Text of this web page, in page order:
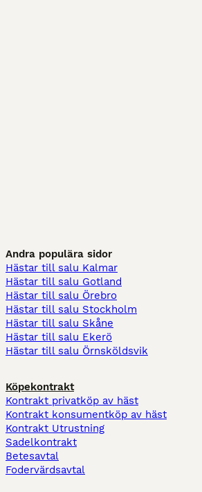
Andra populära sidor
Hästar till salu Kalmar
Hästar till salu Gotland
Hästar till salu Örebro
Hästar till salu Stockholm
Hästar till salu Skåne
Hästar till salu Ekerö
Hästar till salu Örnsköldsvik
Köpekontrakt
Kontrakt privatköp av häst
Kontrakt konsumentköp av häst
Kontrakt Utrustning
Sadelkontrakt
Betesavtal
Fodervärdsavtal